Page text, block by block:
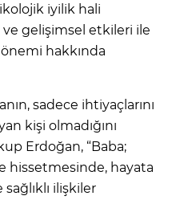
iyilik hali
gelişimsel etkileri ile
önemi hakkında
sadece ihtiyaçlarını
kişi olmadığını
Erdoğan, “Baba;
hissetmesinde, hayata
ilişkiler